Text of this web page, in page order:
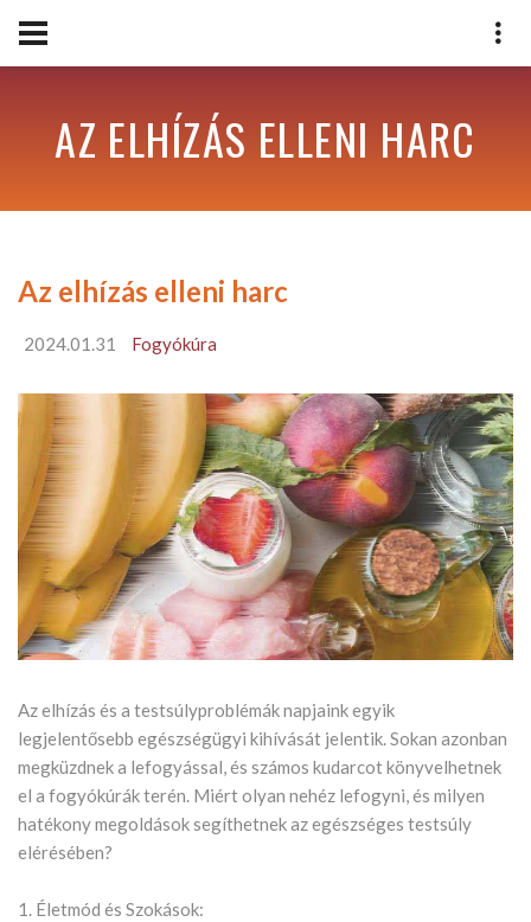
AZ ELHÍZÁS ELLENI HARC
Az elhízás elleni harc
2024.01.31 Fogyókúra
Az elhízás és a testsúlyproblémák napjaink egyik
legjelentősebb egészségügyi kihívását jelentik. Sokan azonban
megküzdnek a lefogyással, és számos kudarcot könyvelhetnek
el a fogyókúrák terén. Miért olyan nehéz lefogyni, és milyen
hatékony megoldások segíthetnek az egészséges testsúly
elérésében?
1. Életmód és Szokások: